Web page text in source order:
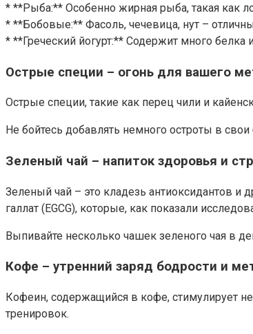
* **Рыба:** Особенно жирная рыба, такая как
* **Бобовые:** Фасоль, чечевица, нут –
* **Греческий йогурт:** Содержит много белка
Острые специи – огонь для вашего
Острые специи, такие как перец чили и
Не бойтесь добавлять немного остроты в
Зеленый чай – напиток здоровья и
Зеленый чай – это кладезь антиоксидантов и
галлат (EGCG), которые, как показали
Выпивайте несколько чашек зеленого чая в
Кофе – утренний заряд бодрости и
Кофеин, содержащийся в кофе, стимулирует
тренировок.